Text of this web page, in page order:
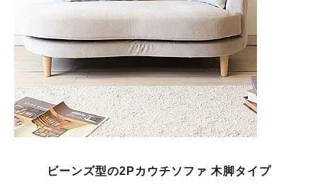
ビーンズ型の2Pカウチソファ 木脚タイプ